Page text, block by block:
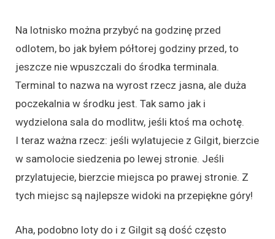
Na lotnisko można przybyć na godzinę przed
odlotem, bo jak byłem półtorej godziny przed, to
jeszcze nie wpuszczali do środka terminala.
Terminal to nazwa na wyrost rzecz jasna, ale duża
poczekalnia w środku jest. Tak samo jak i
wydzielona sala do modlitw, jeśli ktoś ma ochotę.
I teraz ważna rzecz: jeśli wylatujecie z Gilgit, bierzcie
w samolocie siedzenia po lewej stronie. Jeśli
przylatujecie, bierzcie miejsca po prawej stronie. Z
tych miejsc są najlepsze widoki na przepiękne góry!
Aha, podobno loty do i z Gilgit są dość często